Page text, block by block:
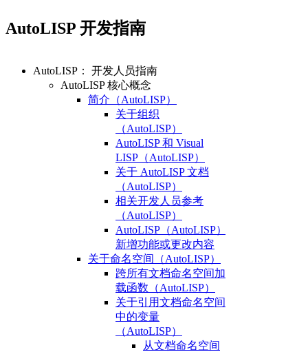
AutoLISP 开发指南
AutoLISP： 开发人员指南
AutoLISP 核心概念
简介（AutoLISP）
关于组织
（AutoLISP）
AutoLISP 和 Visual
LISP（AutoLISP）
关于 AutoLISP 文档
（AutoLISP）
相关开发人员参考
（AutoLISP）
AutoLISP（AutoLISP）
新增功能或更改内容
关于命名空间（AutoLISP）
跨所有文档命名空间加
载函数（AutoLISP）
关于引用文档命名空间
中的变量
（AutoLISP）
从文档命名空间